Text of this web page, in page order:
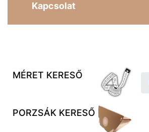
Kapcsolat
MÉRET KERESŐ
PORZSÁK KERESŐ